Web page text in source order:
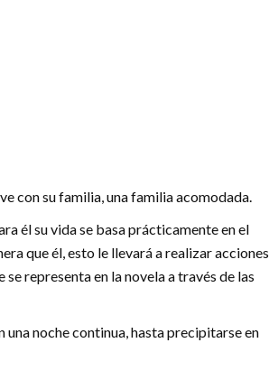
con su familia, una familia acomodada.
él su vida se basa prácticamente en el
que él, esto le llevará a realizar acciones
representa en la novela a través de las
una noche continua, hasta precipitarse en